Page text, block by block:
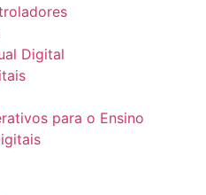
Digital
para o Ensino